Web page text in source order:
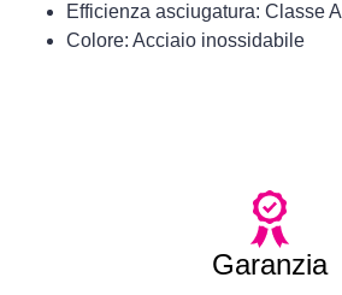
Efficienza asciugatura: Classe A
Colore: Acciaio inossidabile
Garanzia